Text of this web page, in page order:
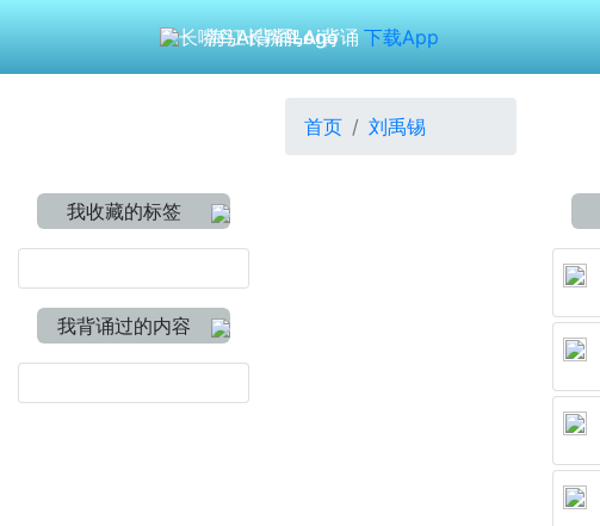
海江长嘴鸟Ai背诵 下载App
首页 刘禹锡
我收藏的标签
我背诵过的内容